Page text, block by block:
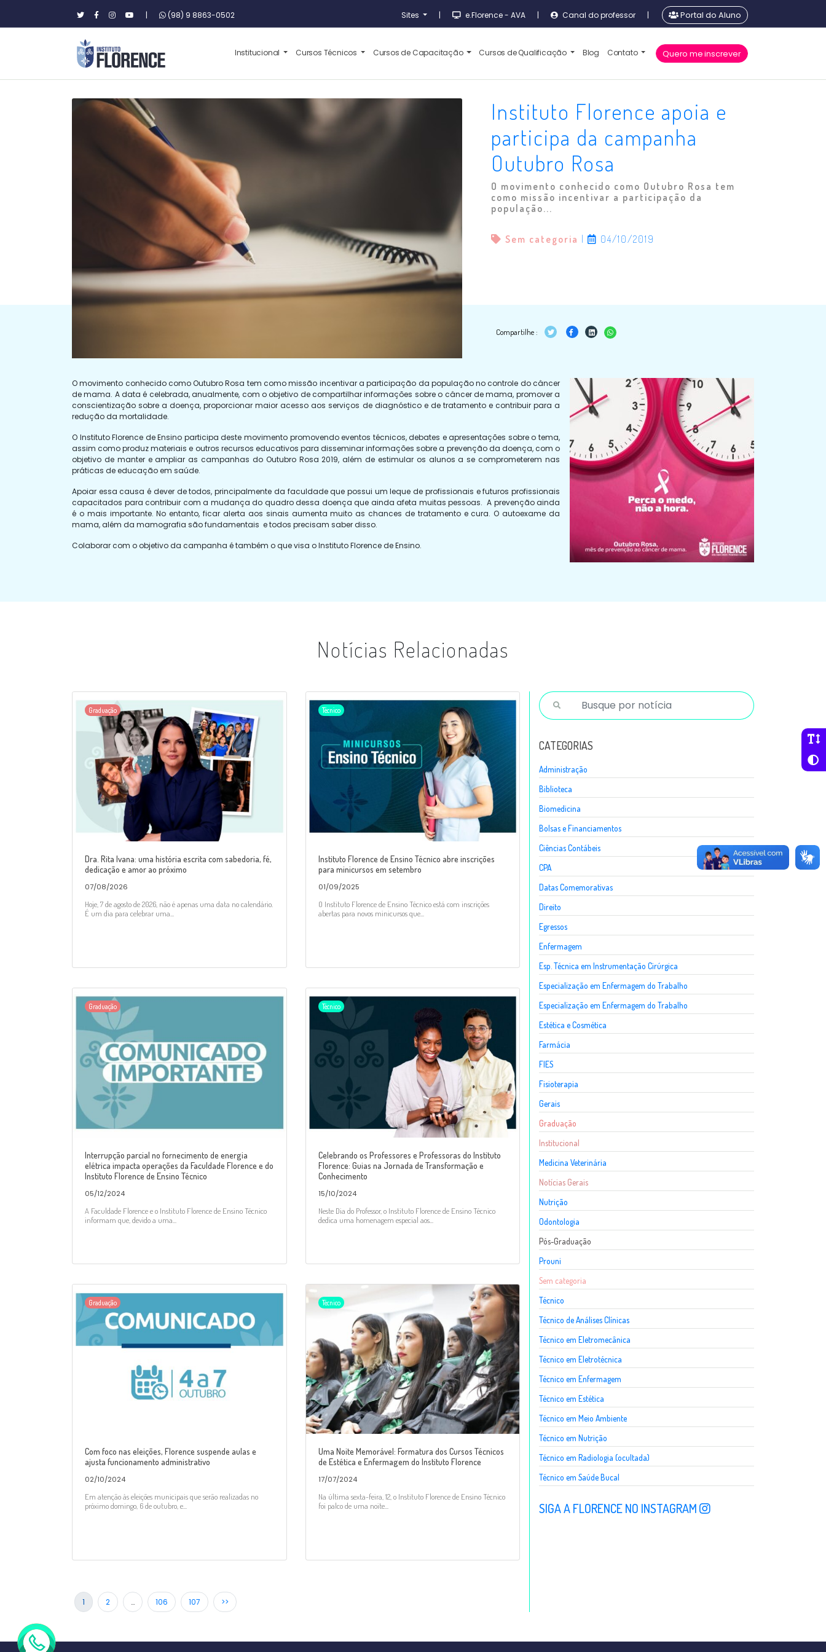
| (98) 9 8863-0502 Sites | e.Florence - AVA | Canal do professor | Portal do Aluno
Institucional Cursos Técnicos Cursos de Capacitação Cursos de Qualificação Blog Contato Quero me inscrever
Instituto Florence apoia e
participa da campanha
Outubro Rosa
O movimento conhecido como Outubro Rosa tem
como missão incentivar a participação da
população...
Sem categoria 04/10/2019
Compartilhe :
O movimento conhecido como Outubro Rosa tem como missão incentivar a participação da população no controle do câncer
de mama. A data é celebrada, anualmente, com o objetivo de compartilhar informações sobre o câncer de mama, promover a
conscientização sobre a doença, proporcionar maior acesso aos serviços de diagnóstico e de tratamento e contribuir para a
redução da mortalidade.
O Instituto Florence de Ensino participa deste movimento promovendo eventos técnicos, debates e apresentações sobre o tema,
assim como produz materiais e outros recursos educativos para disseminar informações sobre a prevenção da doença, com o
objetivo de manter e ampliar as campanhas do Outubro Rosa 2019, além de estimular os alunos a se comprometerem nas
práticas de educação em saúde.
Apoiar essa causa é dever de todos, principalmente da faculdade que possui um leque de profissionais e futuros profissionais
capacitados para contribuir com a mudança do quadro dessa doença que ainda afeta muitas pessoas. A prevenção ainda
é o mais importante. No entanto, ficar alerta aos sinais aumenta muito as chances de tratamento e cura. O autoexame da
mama, além da mamografia são fundamentais e todos precisam saber disso.
Colaborar com o objetivo da campanha é também o que visa o Instituto Florence de Ensino.
Notícias Relacionadas
Graduação
Dra. Rita Ivana: uma história escrita com sabedoria, fé,
dedicação e amor ao próximo
07/08/2026
Hoje, 7 de agosto de 2026, não é apenas uma data no calendário.
É um dia para celebrar uma...
Técnico
Instituto Florence de Ensino Técnico abre inscrições
para minicursos em setembro
01/09/2025
O Instituto Florence de Ensino Técnico está com inscrições
abertas para novos minicursos que...
Graduação
Interrupção parcial no fornecimento de energia
elétrica impacta operações da Faculdade Florence e do
Instituto Florence de Ensino Técnico
05/12/2024
A Faculdade Florence e o Instituto Florence de Ensino Técnico
informam que, devido a uma...
Técnico
Celebrando os Professores e Professoras do Instituto
Florence: Guias na Jornada de Transformação e
Conhecimento
15/10/2024
Neste Dia do Professor, o Instituto Florence de Ensino Técnico
dedica uma homenagem especial aos...
Graduação
Com foco nas eleições, Florence suspende aulas e
ajusta funcionamento administrativo
02/10/2024
Em atenção às eleições municipais que serão realizadas no
próximo domingo, 6 de outubro, e...
Técnico
Uma Noite Memorável: Formatura dos Cursos Técnicos
de Estética e Enfermagem do Instituto Florence
17/07/2024
Na última sexta-feira, 12, o Instituto Florence de Ensino Técnico
foi palco de uma noite...
1 2 … 106 107 >>
CATEGORIAS
Administração
Biblioteca
Biomedicina
Bolsas e Financiamentos
Ciências Contábeis
CPA
Datas Comemorativas
Direito
Egressos
Enfermagem
Esp. Técnica em Instrumentação Cirúrgica
Especialização em Enfermagem do Trabalho
Especialização em Enfermagem do Trabalho
Estética e Cosmética
Farmácia
FIES
Fisioterapia
Gerais
Graduação
Institucional
Medicina Veterinária
Notícias Gerais
Nutrição
Odontologia
Pós-Graduação
Prouni
Sem categoria
Técnico
Técnico de Análises Clínicas
Técnico em Eletromecânica
Técnico em Eletrotécnica
Técnico em Enfermagem
Técnico em Estética
Técnico em Meio Ambiente
Técnico em Nutrição
Técnico em Radiologia (ocultada)
Técnico em Saúde Bucal
SIGA A FLORENCE NO INSTAGRAM